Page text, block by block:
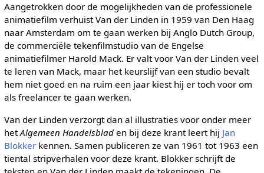
Aangetrokken door de mogelijkheden van de professionele
animatiefilm verhuist Van der Linden in 1959 van Den Haag
naar Amsterdam om te gaan werken bij Anglo Dutch Group,
de commerciële tekenfilmstudio van de Engelse
animatiefilmer Harold Mack. Er valt voor Van der Linden veel
te leren van Mack, maar het keurslijf van een studio bevalt
hem niet goed en na ruim een jaar kiest hij er toch voor om
als freelancer te gaan werken.
Van der Linden verzorgt dan al illustraties voor onder meer
hetAlgemeen Handelsbladen bij deze krant leert hij Jan
Blokkerkennen. Samen publiceren ze van 1961 tot 1963 een
tiental stripverhalen voor deze krant. Blokker schrijft de